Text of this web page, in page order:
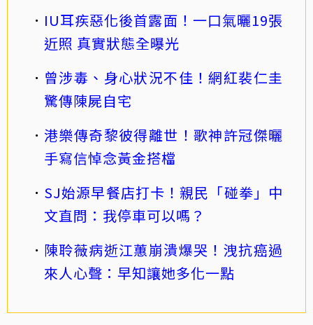
IU耳疾惡化後首露面！一口氣曬19張
近照 真實狀態全曝光
曾涉毒、身心狀況不佳！網紅裴仁圭
驚傳陳屍自宅
港樂傳奇黎彼得離世！歌神許冠傑曬
手寫信悼念黃金搭檔
SJ始源早餐店打卡！親民「碰拳」中
文直問：我停車可以嗎？
陳聆薇病逝江蕙崩潰爆哭！洩抗癌過
來人心聲：早知讓她多化一點